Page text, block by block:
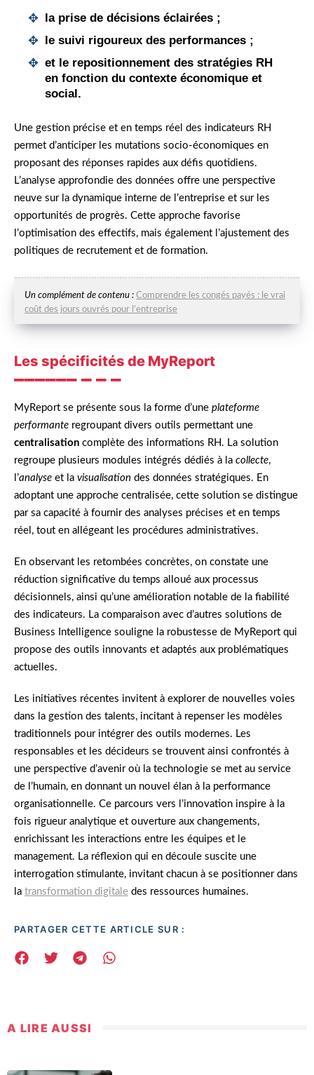
la prise de décisions éclairées ;
le suivi rigoureux des performances ;
et le repositionnement des stratégies RH
en fonction du contexte économique et
social.
Une gestion précise et en temps réel des indicateurs RH
permet d’anticiper les mutations socio-économiques en
proposant des réponses rapides aux défis quotidiens.
L’analyse approfondie des données offre une perspective
neuve sur la dynamique interne de l’entreprise et sur les
opportunités de progrès. Cette approche favorise
l’optimisation des effectifs, mais également l’ajustement des
politiques de recrutement et de formation.
Un complément de contenu : Comprendre les congés payés : le vrai
coût des jours ouvrés pour l’entreprise
Les spécificités de MyReport
MyReport se présente sous la forme d’une plateforme
performante regroupant divers outils permettant une
centralisation complète des informations RH. La solution
regroupe plusieurs modules intégrés dédiés à la collecte,
l’analyse et la visualisation des données stratégiques. En
adoptant une approche centralisée, cette solution se distingue
par sa capacité à fournir des analyses précises et en temps
réel, tout en allégeant les procédures administratives.
En observant les retombées concrètes, on constate une
réduction significative du temps alloué aux processus
décisionnels, ainsi qu’une amélioration notable de la fiabilité
des indicateurs. La comparaison avec d’autres solutions de
Business Intelligence souligne la robustesse de MyReport qui
propose des outils innovants et adaptés aux problématiques
actuelles.
Les initiatives récentes invitent à explorer de nouvelles voies
dans la gestion des talents, incitant à repenser les modèles
traditionnels pour intégrer des outils modernes. Les
responsables et les décideurs se trouvent ainsi confrontés à
une perspective d’avenir où la technologie se met au service
de l’humain, en donnant un nouvel élan à la performance
organisationnelle. Ce parcours vers l’innovation inspire à la
fois rigueur analytique et ouverture aux changements,
enrichissant les interactions entre les équipes et le
management. La réflexion qui en découle suscite une
interrogation stimulante, invitant chacun à se positionner dans
la transformation digitale des ressources humaines.
PARTAGER CETTE ARTICLE SUR :
A LIRE AUSSI